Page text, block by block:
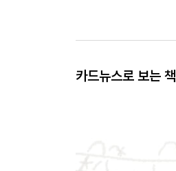
카드뉴스로 보는 책